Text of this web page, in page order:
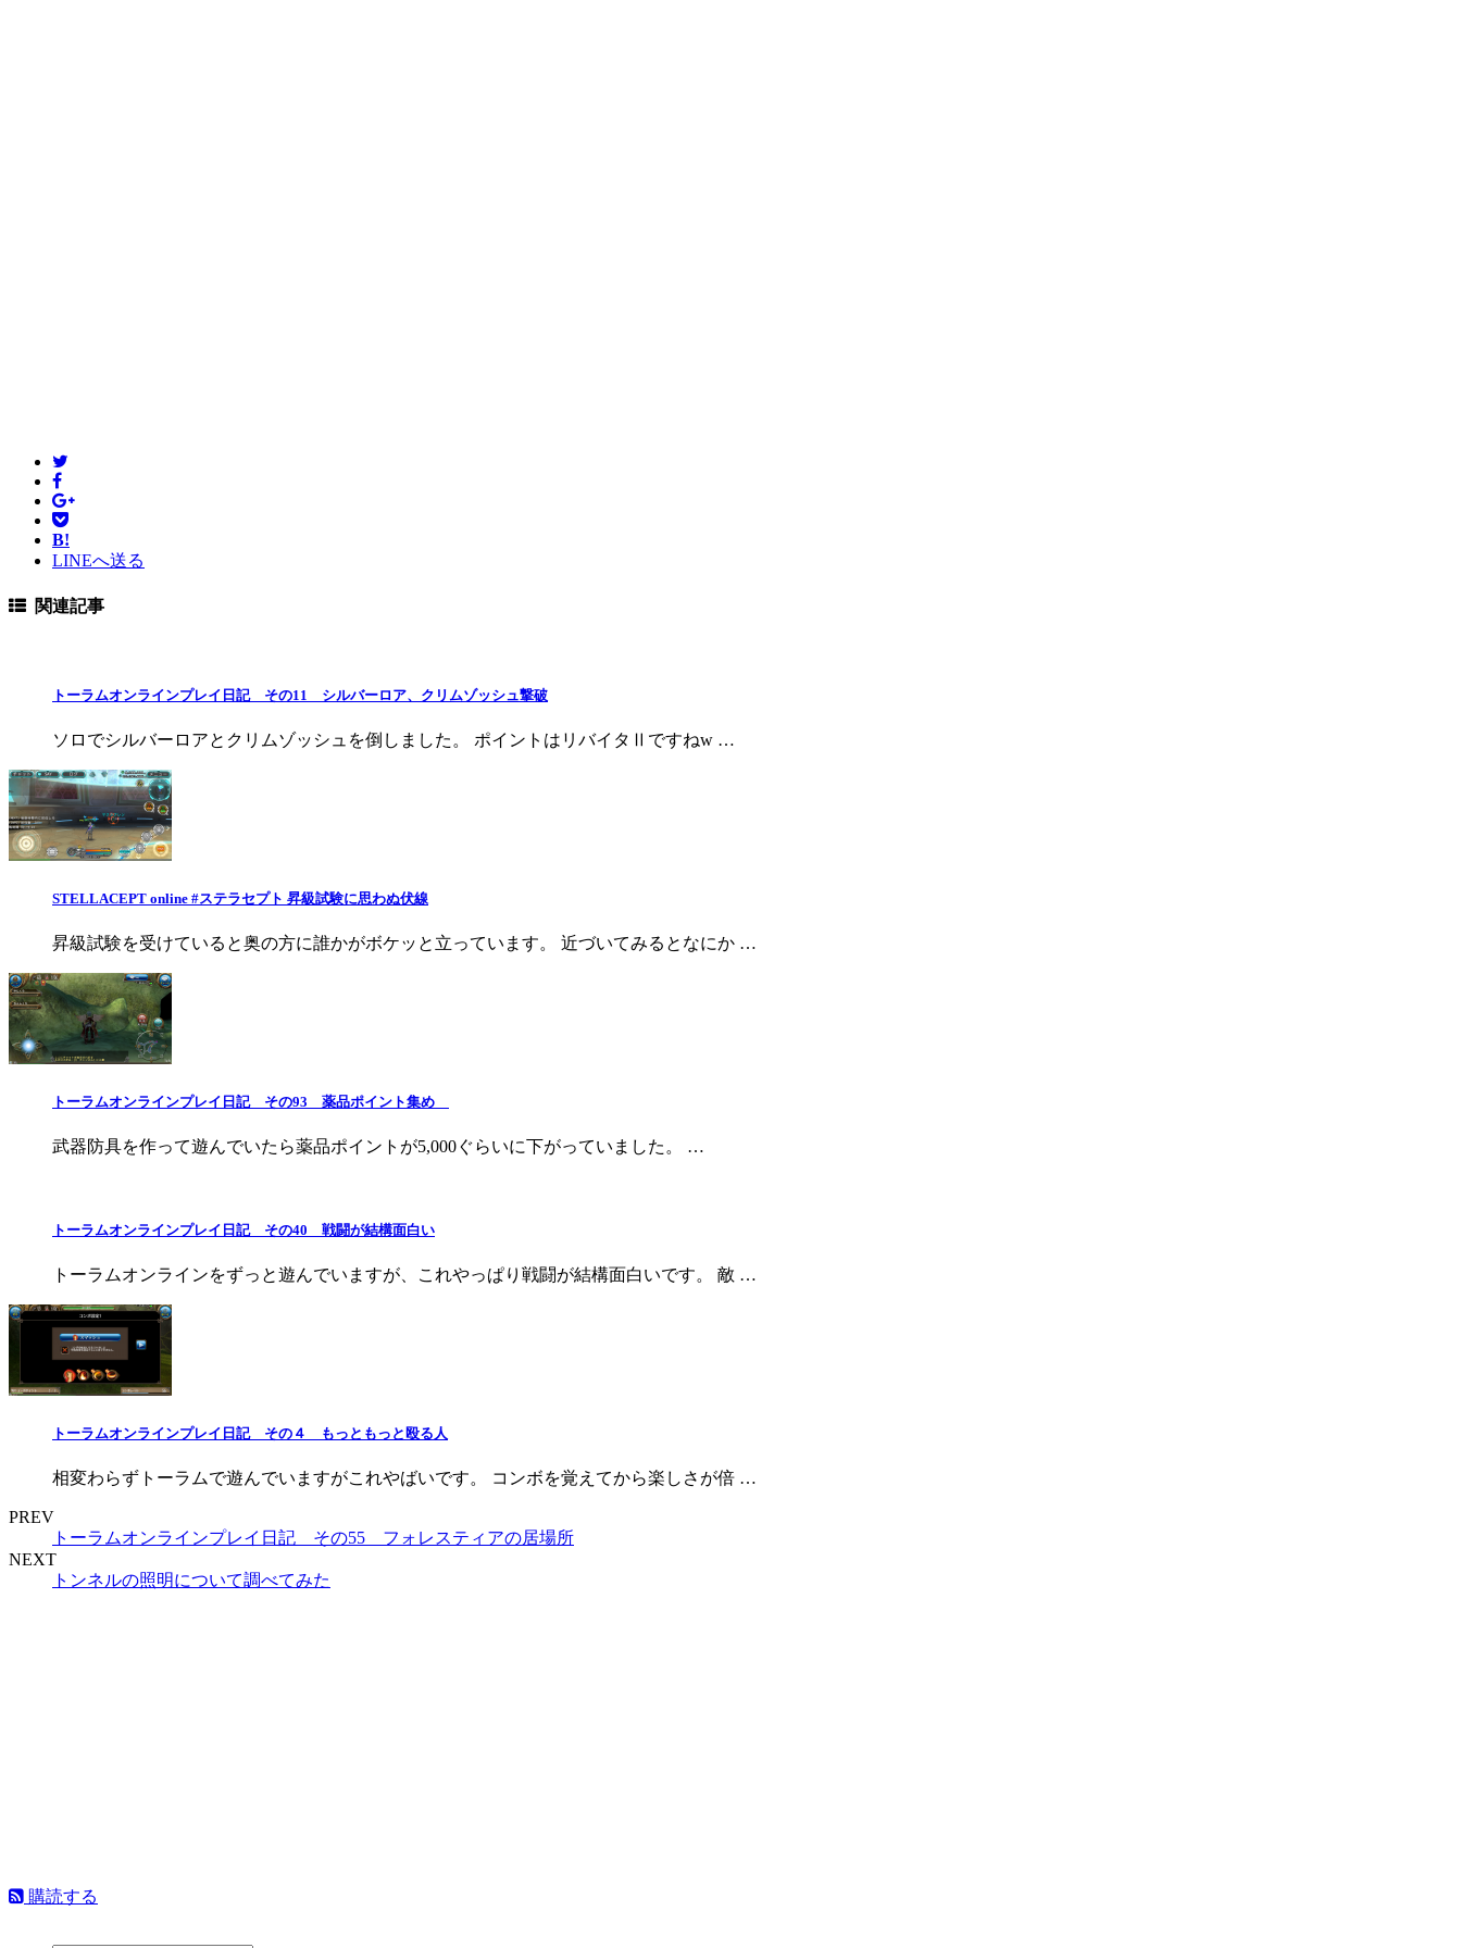
B!
LINEへ送る
関連記事
トーラムオンラインプレイ日記 その11 シルバーロア、クリムゾッシュ撃破
ソロでシルバーロアとクリムゾッシュを倒しました。 ポイントはリバイタⅡですねw …
STELLACEPT online #ステラセプト 昇級試験に思わぬ伏線
昇級試験を受けていると奥の方に誰かがボケッと立っています。 近づいてみるとなにか …
トーラムオンラインプレイ日記 その93 薬品ポイント集め
武器防具を作って遊んでいたら薬品ポイントが5,000ぐらいに下がっていました。 …
トーラムオンラインプレイ日記 その40 戦闘が結構面白い
トーラムオンラインをずっと遊んでいますが、これやっぱり戦闘が結構面白いです。 敵 …
トーラムオンラインプレイ日記 その４ もっともっと殴る人
相変わらずトーラムで遊んでいますがこれやばいです。 コンボを覚えてから楽しさが倍 …
PREV
トーラムオンラインプレイ日記 その55 フォレスティアの居場所
NEXT
トンネルの照明について調べてみた
購読する